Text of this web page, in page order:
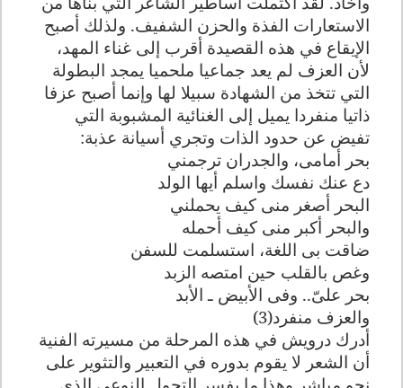
الاستعارات الفذة والحزن الشفيف. ولذلك أصبح
الإيقاع في هذه القصيدة أقرب إلى غناء المهد،
لأن العزف لم يعد جماعيا ملحميا يمجد البطولة
التي تتخذ من الشهادة سبيلا لها وإنما أصبح عزفا
ذاتيا منفردا يميل إلى الغنائية المشبوبة التي
تفيض عن حدود الذات وتجري أسيانة عذبة:
بحر أمامى، والجدران ترجمني
دع عنك نفسك واسلم أيها الولد
البحر أصغر منى كيف يحملني
والبحر أكبر منى كيف أحمله
ضاقت بى اللغة، استسلمت للسفن
وغص بالقلب حين امتصه الزبد
بحر علىّ.. وفى الأبيض ـ الأبد
والعزف منفرد(3)
أدرك درويش في هذه المرحلة من مسيرته الفنية
أن الشعر لا يقوم بدوره في التعبير والتثوير على